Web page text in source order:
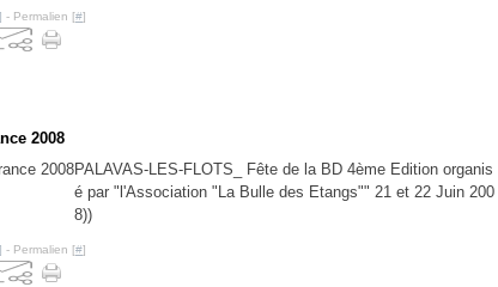
] - Permalien [#]
2008
PALAVAS-LES-FLOTS_ Fête de la BD 4ème Edition organis
é par "l'Association "La Bulle des Etangs"" 21 et 22 Juin 200
8))
] - Permalien [#]